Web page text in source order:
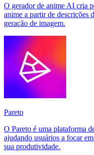
O gerador de anime AI cria
anime a partir de descrições
geração de imagem.
Pareto
O Pareto é uma plataforma
ajudando usuários a focar
sua produtividade.